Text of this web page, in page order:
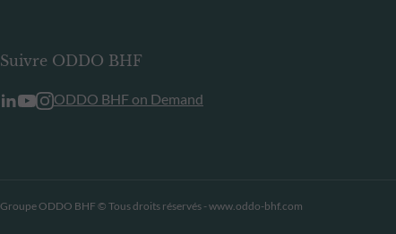
Suivre ODDO BHF
ODDO BHF on Demand
Groupe ODDO BHF © Tous droits réservés - www.oddo-bhf.com